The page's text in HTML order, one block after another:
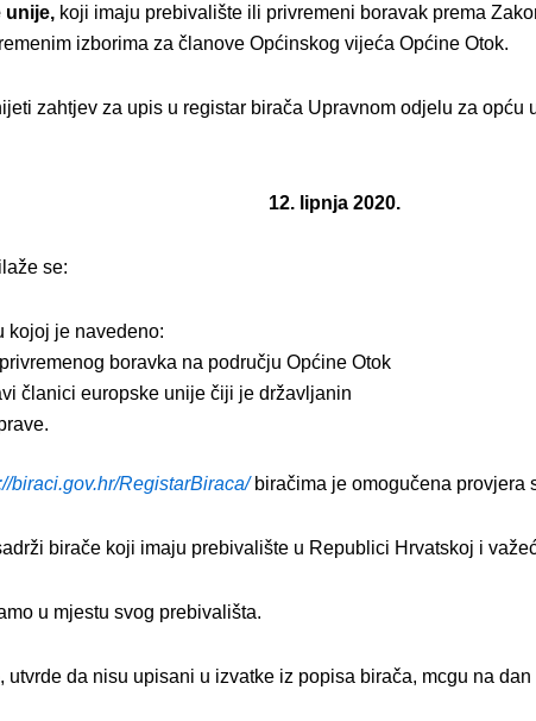
unije, koji imaju prebivalište ili privremeni boravak prema
izborima za članove Općinskog vijeća Općine Otok.
zahtjev za upis u registar birača Upravnom odjelu za
12. lipnja 2020.
se:
kojoj je navedeno:
boravka na području Općine Otok
članici europske unije čiji je državljanin
biraci.gov.hr/RegistarBiraca/ biračima je omogučena provjera
birače koji imaju prebivalište u Republici Hrvatskoj i
u mjestu svog prebivališta.
da nisu upisani u izvatke iz popisa birača, mcgu na